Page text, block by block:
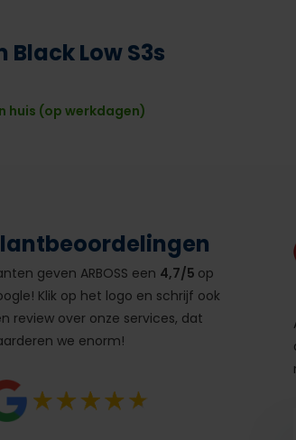
Black Low S3s
huis (op werkdagen)
geven ARBOSS een 4,7/5 op
Klik op het logo en schrijf ook
review over onze services, dat
we enorm!